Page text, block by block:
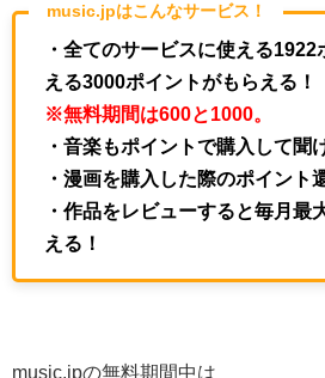
music.jpはこんなサービス！
・全てのサービスに使える
える3000ポイントがもらえる！
※無料期間は600と1000。
・音楽もポイントで購入して聞
・漫画を購入した際のポイント
・作品をレビューすると毎月最
える！
music.jpの無料期間中は